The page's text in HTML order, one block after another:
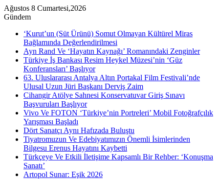
Ağustos 8 Cumartesi,2026
Gündem
‘Kurut’un (Süt Ürünü) Somut Olmayan Kültürel Miras
Bağlamında Değerlendirilmesi
Ayn Rand Ve ‘Hayatın Kaynağı’ Romanındaki Zenginler
Türkiye İş Bankası Resim Heykel Müzesi’nin ‘Güz
Konferansları’ Başlıyor
63. Uluslararası Antalya Altın Portakal Film Festivali’nde
Ulusal Uzun Jüri Başkanı Derviş Zaim
Cihangir Atölye Sahnesi Konservatuvar Giriş Sınavı
Başvuruları Başlıyor
Vivo Ve FOTON ‘Türkiye’nin Portreleri’ Mobil Fotoğrafçılık
Yarışması Başladı
Dört Sanatçı Aynı Hafızada Buluştu
Tiyatromuzun Ve Edebiyatımızın Önemli İsimlerinden
Bilgesu Erenus Hayatını Kaybetti
Türkçeye Ve Etkili İletişime Kapsamlı Bir Rehber: ‘Konuşma
Sanatı’
Artopol Sunar: Eşik 2026